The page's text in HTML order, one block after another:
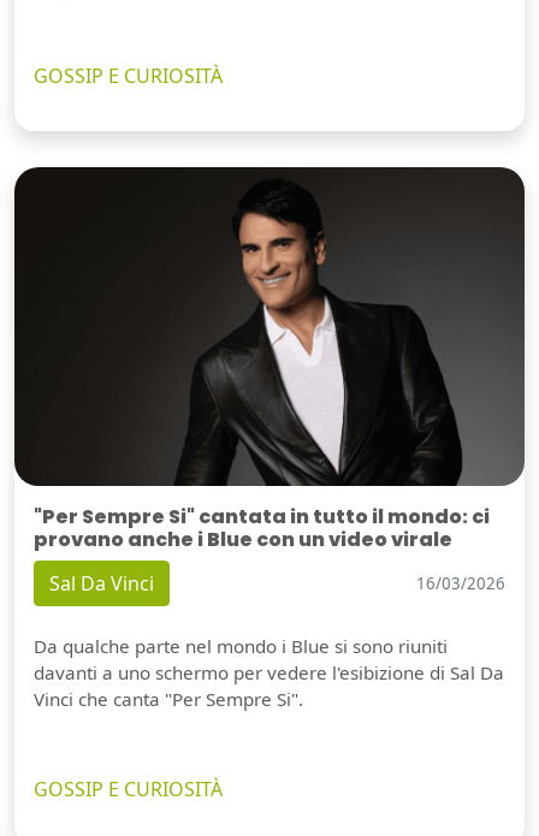
GOSSIP E CURIOSITÀ
"Per Sempre Si" cantata in tutto il mondo: ci
provano anche i Blue con un video virale
Sal Da Vinci 16/03/2026
Da qualche parte nel mondo i Blue si sono riuniti
davanti a uno schermo per vedere l'esibizione di Sal Da
Vinci che canta "Per Sempre Si".
GOSSIP E CURIOSITÀ